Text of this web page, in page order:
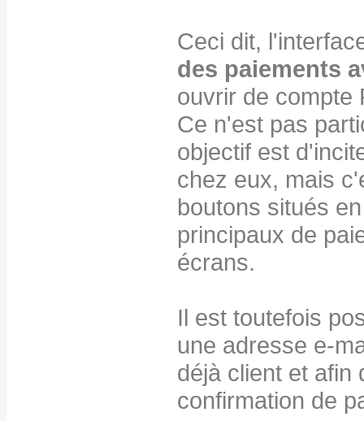
Ceci dit,
des paiements
ouvrir de compte
Ce n'est pas
objectif est
chez eux, mais
boutons situés
principaux de
écrans.
Il est toutefois
une adresse e-
déjà client et afin
confirmation de